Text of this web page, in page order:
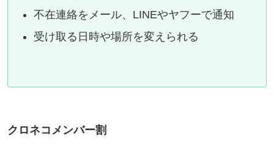
不在連絡をメール、LINEやヤフーで通知
受け取る日時や場所を変えられる
クロネコメンバー割